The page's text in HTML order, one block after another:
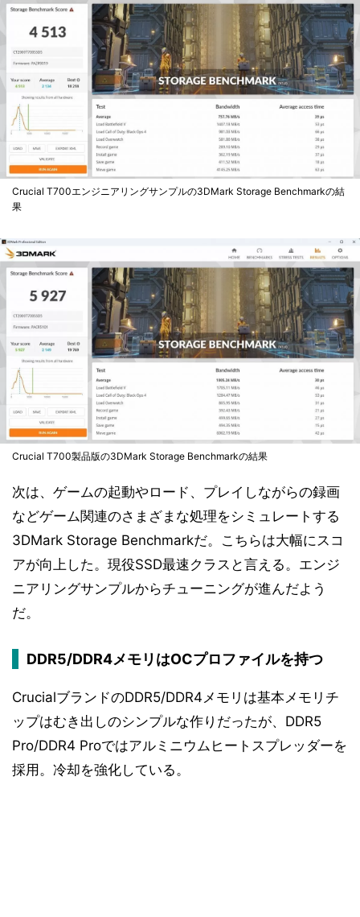
Crucial T700エンジニアリングサンプルの3DMark Storage Benchmarkの結
果
Crucial T700製品版の3DMark Storage Benchmarkの結果
次は、ゲームの起動やロード、プレイしながらの録画
などゲーム関連のさまざまな処理をシミュレートする
3DMark Storage Benchmarkだ。こちらは大幅にスコ
アが向上した。現役SSD最速クラスと言える。エンジ
ニアリングサンプルからチューニングが進んだよう
だ。
DDR5/DDR4メモリはOCプロファイルを持つ
CrucialブランドのDDR5/DDR4メモリは基本メモリチ
ップはむき出しのシンプルな作りだったが、DDR5
Pro/DDR4 Proではアルミニウムヒートスプレッダーを
採用。冷却を強化している。